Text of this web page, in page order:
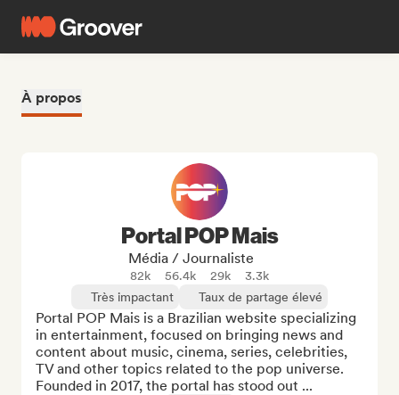
À propos
Portal POP Mais
Média / Journaliste
82k 56.4k 29k
3.3k
Très impactant
Taux de partage élevé
Portal POP Mais is a Brazilian website specializing
in entertainment, focused on bringing news and
content about music, cinema, series, celebrities,
TV and other topics related to the pop universe.
Founded in 2017, the portal has stood out ...